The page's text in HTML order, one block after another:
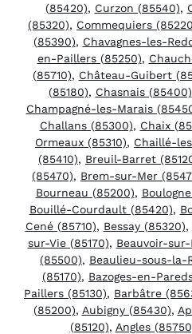
(85420), Curzon (85540),
(85320), Commequiers
(85390), Chavagnes-les-
en-Paillers (85250),
(85710), Château-Guibert
(85180), Chasnais (85400)
Champagné-les-Marais
Challans (85300), Chaix
Ormeaux (85310), Chaillé-
(85410), Breuil-Barret
(85470), Brem-sur-Mer
Bourneau (85200),
Bouillé-Courdault (85420),
Cené (85710), Bessay (85320),
sur-Vie (85170), Beauvoir-
(85500), Beaulieu-sous-la-
(85170), Bazoges-en-
Paillers (85130), Barbâtre
(85200), Aubigny (85430),
(85120), Angles